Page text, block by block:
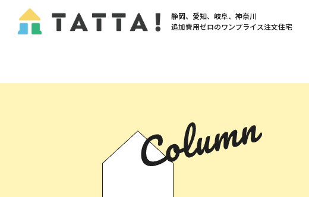
静岡、愛知、岐阜、神奈川
追加費用ゼロのワンプライス注文住宅